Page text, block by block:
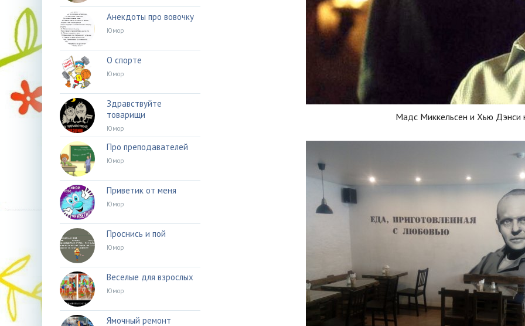
Мадс Миккельсен и Хью Дэнси
Анекдоты про вовочку
Юмор
О спорте
Юмор
Здравствуйте
товарищи
Юмор
Про преподавателей
Юмор
Приветик от меня
Юмор
Проснись и пой
Юмор
Веселые для взрослых
Юмор
Ямочный ремонт